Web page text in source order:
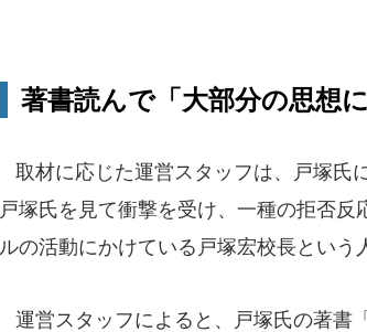
著書読んで「大部分の思想に
取材に応じた運営スタッフは、戸塚氏
戸塚氏を見て衝撃を受け、一種の拒否
ルの活動にかけている戸塚宏校長という
運営スタッフによると、戸塚氏の著書